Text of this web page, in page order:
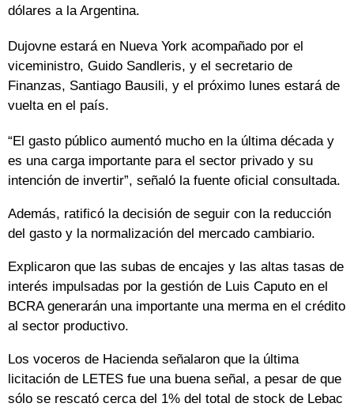
dólares a la Argentina.
Dujovne estará en Nueva York acompañado por el
viceministro, Guido Sandleris, y el secretario de
Finanzas, Santiago Bausili, y el próximo lunes estará de
vuelta en el país.
“El gasto público aumentó mucho en la última década y
es una carga importante para el sector privado y su
intención de invertir”, señaló la fuente oficial consultada.
Además, ratificó la decisión de seguir con la reducción
del gasto y la normalización del mercado cambiario.
Explicaron que las subas de encajes y las altas tasas de
interés impulsadas por la gestión de Luis Caputo en el
BCRA generarán una importante una merma en el crédito
al sector productivo.
Los voceros de Hacienda señalaron que la última
licitación de LETES fue una buena señal, a pesar de que
sólo se rescató cerca del 1% del total de stock de Lebac